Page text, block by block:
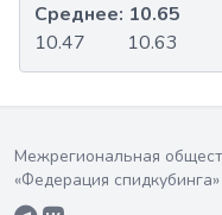
10.47 10.63
Среднее: 10.65
Межрегиональная
«Федерация спидкубинга»